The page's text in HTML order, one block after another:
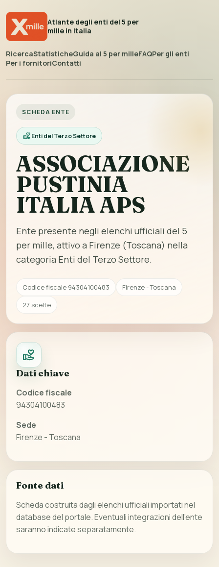
Atlante degli enti del 5 per
mille in Italia
RicercaStatisticheGuida al 5 per milleFAQPer gli enti
Per i fornitoriContatti
SCHEDA ENTE
Enti del Terzo Settore
ASSOCIAZIONE
PUSTINIA
ITALIA APS
Ente presente negli elenchi ufficiali del 5
per mille, attivo a Firenze (Toscana) nella
categoria Enti del Terzo Settore.
Codice fiscale 94304100483
Firenze - Toscana
27 scelte
Dati chiave
Codice fiscale
94304100483
Sede
Firenze - Toscana
Fonte dati
Scheda costruita dagli elenchi ufficiali importati nel
database del portale. Eventuali integrazioni dell’ente
saranno indicate separatamente.